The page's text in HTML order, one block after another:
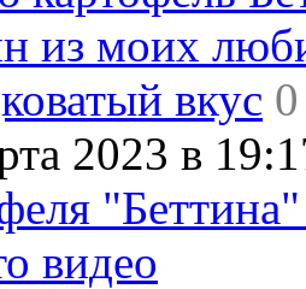
из моих
вкус 0
2023 в
видео